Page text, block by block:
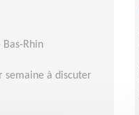
Rhin
semaine à discuter